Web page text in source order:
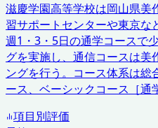
滋慶学園高等学校は岡山県美
習サポートセンターや東京な
週1・3・5日の通学コースで
グを実施し、通信コースは美
ングを行う。コース体系は総
ース、ベーシックコース［通
項目別評価